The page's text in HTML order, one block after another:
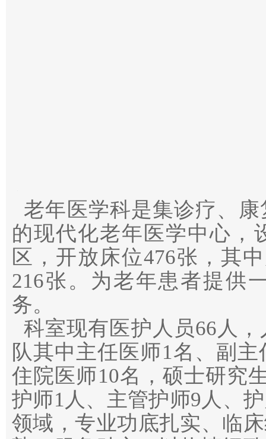
老年医学科是集诊疗、
的现代化老年医学中心，
区，开放床位476张，其
216张。为老年患者提供
务。
科室现有医护人员66人
队其中主任医师1名、副
住院医师10名，硕士研究
护师1人、主管护师9人、
领域，专业功底扎实、临